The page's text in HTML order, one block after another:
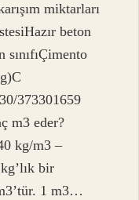
miktarları
beton
sınıfıÇimento
373301659
m3 eder?
kg/m3 –
bir
1 m3…